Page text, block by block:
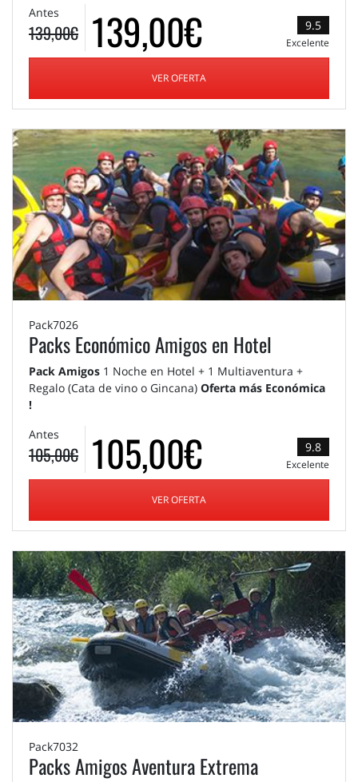
Antes
139,00€ 139,00€ 9.5
Excelente
VER OFERTA
Pack7026
Packs Económico Amigos en Hotel
Pack Amigos 1 Noche en Hotel + 1 Multiaventura +
Regalo (Cata de vino o Gincana) Oferta más Económica
!
Antes
105,00€ 105,00€ 9.8
Excelente
VER OFERTA
Pack7032
Packs Amigos Aventura Extrema